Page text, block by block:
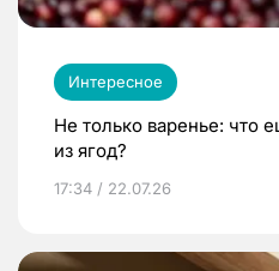
Интересное
Не только варенье: что
из ягод?
17:34 / 22.07.26